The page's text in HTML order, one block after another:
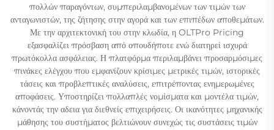
πολλών παραγόντων, συμπεριλαμβανομένων των τιμών των
ανταγωνιστών, της ζήτησης στην αγορά και των επιπέδων αποθεμάτων.
Με την αρχιτεκτονική του στην κλωδία, η OLTPro Pricing
εξασφαλίζει πρόσβαση από οπουδήποτε ενώ διατηρεί ισχυρά
πρωτόκολλα ασφάλειας. Η πλατφόρμα περιλαμβάνει προσαρμόσιμες
πινάκες ελέγχου που εμφανίζουν κρίσιμες μετρικές τιμών, ιστορικές
τάσεις και προβλεπτικές αναλύσεις, επιτρέποντας ενημερωμένες
αποφάσεις. Υποστηρίζει πολλαπλές νομίσματα και μοντέλα τιμών,
κάνοντάς την αδεια για διεθνείς επιχειρήσεις. Οι ικανότητες μηχανικής
μάθησης του συστήματος βελτιώνουν συνεχώς τις συστάσεις τιμών